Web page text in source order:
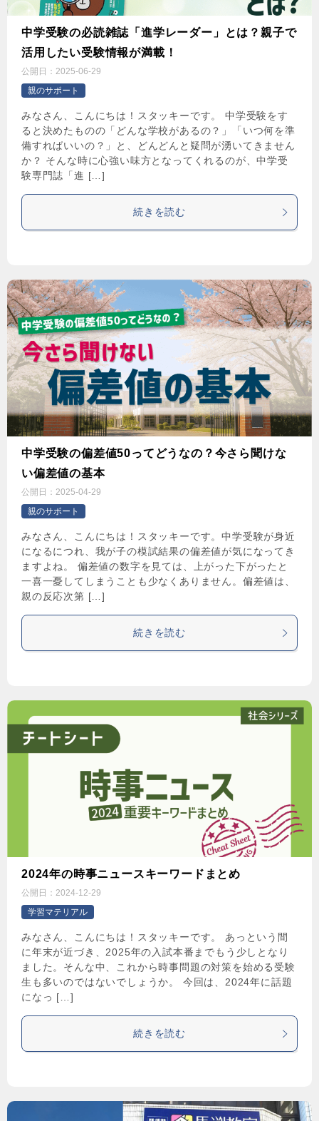
中学受験の必読雑誌「進学レーダー」とは？親子で
活用したい受験情報が満載！
公開日： 2025-06-29
親のサポート
みなさん、こんにちは！スタッキーです。 中学受験をす
ると決めたものの「どんな学校があるの？」「いつ何を準
備すればいいの？」と、どんどんと疑問が湧いてきません
か？ そんな時に心強い味方となってくれるのが、中学受
験専門誌「進 […]
続きを読む
中学受験の偏差値50ってどうなの？今さら聞けな
い偏差値の基本
公開日： 2025-04-29
親のサポート
みなさん、こんにちは！スタッキーです。中学受験が身近
になるにつれ、我が子の模試結果の偏差値が気になってき
ますよね。 偏差値の数字を見ては、上がった下がったと
一喜一憂してしまうことも少なくありません。偏差値は、
親の反応次第 […]
続きを読む
2024年の時事ニュースキーワードまとめ
公開日： 2024-12-29
学習マテリアル
みなさん、こんにちは！スタッキーです。 あっという間
に年末が近づき、2025年の入試本番までもう少しとなり
ました。そんな中、これから時事問題の対策を始める受験
生も多いのではないでしょうか。 今回は、2024年に話題
になっ […]
続きを読む